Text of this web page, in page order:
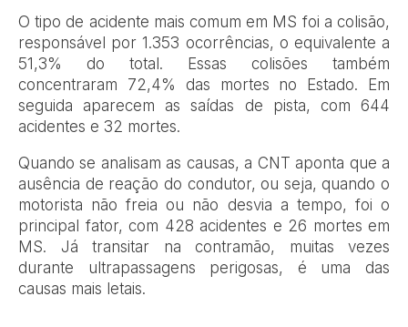
O tipo de acidente mais comum em MS foi a colisão,
responsável por 1.353 ocorrências, o equivalente a
51,3% do total. Essas colisões também
concentraram 72,4% das mortes no Estado. Em
seguida aparecem as saídas de pista, com 644
acidentes e 32 mortes.
Quando se analisam as causas, a CNT aponta que a
ausência de reação do condutor, ou seja, quando o
motorista não freia ou não desvia a tempo, foi o
principal fator, com 428 acidentes e 26 mortes em
MS. Já transitar na contramão, muitas vezes
durante ultrapassagens perigosas, é uma das
causas mais letais.